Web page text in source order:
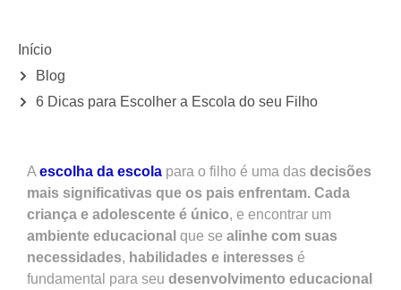
Início
Blog
6 Dicas para Escolher a Escola do seu Filho
A escolha da escola para o filho é uma das decisões
mais significativas que os pais enfrentam. Cada
criança e adolescente é único, e encontrar um
ambiente educacional que se alinhe com suas
necessidades, habilidades e interesses é
fundamental para seu desenvolvimento educacional